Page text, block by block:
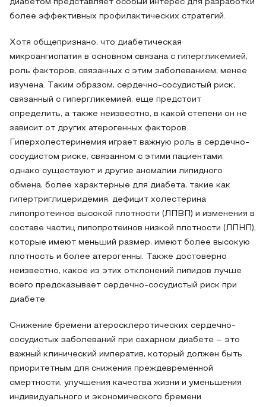
диабетом представляет особый интерес для разработки
более эффективных профилактических стратегий.
Хотя общепризнано, что диабетическая
микроангиопатия в основном связана с гипергликемией,
роль факторов, связанных с этим заболеванием, менее
изучена. Таким образом, сердечно-сосудистый риск,
связанный с гипергликемией, еще предстоит
определить, а также неизвестно, в какой степени он не
зависит от других атерогенных факторов.
Гиперхолестеринемия играет важную роль в сердечно-
сосудистом риске, связанном с этими пациентами;
однако существуют и другие аномалии липидного
обмена, более характерные для диабета, такие как
гипертриглицеридемия, дефицит холестерина
липопротеинов высокой плотности (ЛПВП) и изменения в
составе частиц липопротеинов низкой плотности (ЛПНП),
которые имеют меньший размер, имеют более высокую
плотность и более атерогенны. Также достоверно
неизвестно, какое из этих отклонений липидов лучше
всего предсказывает сердечно-сосудистый риск при
диабете.
Снижение бремени атеросклеротических сердечно-
сосудистых заболеваний при сахарном диабете – это
важный клинический императив, который должен быть
приоритетным для снижения преждевременной
смертности, улучшения качества жизни и уменьшения
индивидуального и экономического бремени